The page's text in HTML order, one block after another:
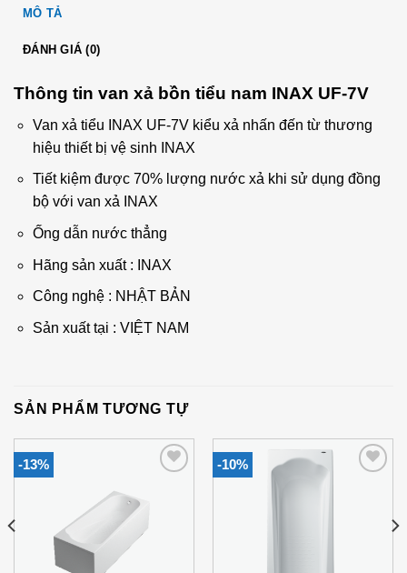
MÔ TẢ
ĐÁNH GIÁ (0)
Thông tin van xả bồn tiểu nam INAX UF-7V
Van xả tiểu INAX UF-7V kiểu xả nhấn đến từ thương
hiệu thiết bị vệ sinh INAX
Tiết kiệm được 70% lượng nước xả khi sử dụng đồng
bộ với van xả INAX
Ống dẫn nước thẳng
Hãng sản xuất : INAX
Công nghệ : NHẬT BẢN
Sản xuất tại : VIỆT NAM
SẢN PHẨM TƯƠNG TỰ
-13%
Wishlist
-10%